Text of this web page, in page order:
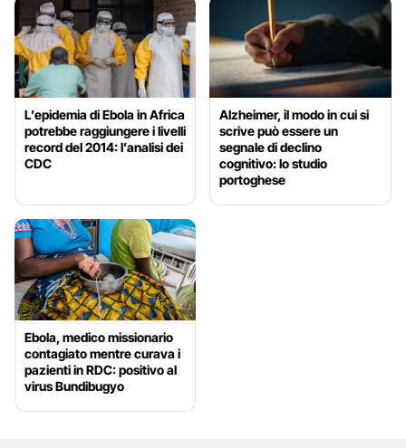
L’epidemia di Ebola in Africa
potrebbe raggiungere i livelli
record del 2014: l’analisi dei
CDC
Alzheimer, il modo in cui si
scrive può essere un
segnale di declino
cognitivo: lo studio
portoghese
Ebola, medico missionario
contagiato mentre curava i
pazienti in RDC: positivo al
virus Bundibugyo